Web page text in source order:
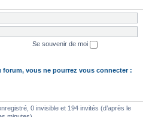
Se souvenir de moi
forum, vous ne pourrez vous connecter :
0 invisible et 194 invités (d’après le